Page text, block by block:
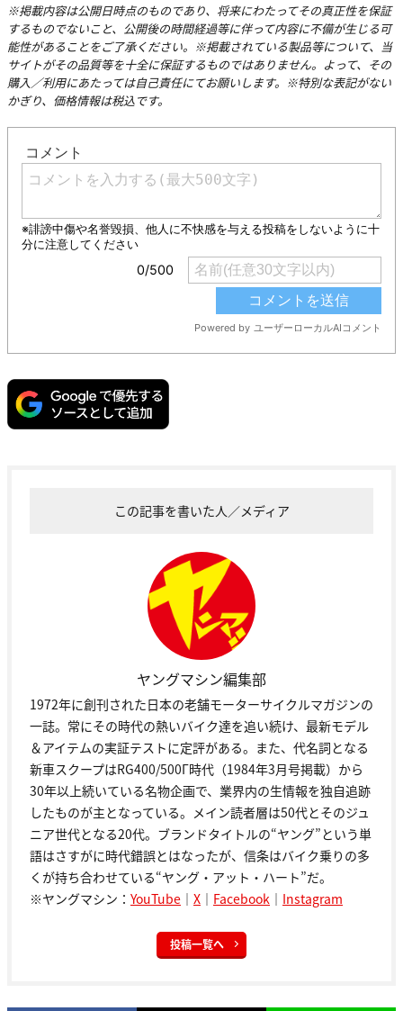
※掲載内容は公開日時点のものであり、将来にわたってその真正性を保証
するものでないこと、公開後の時間経過等に伴って内容に不備が生じる可
能性があることをご了承ください。※掲載されている製品等について、当
サイトがその品質等を十全に保証するものではありません。よって、その
購入／利用にあたっては自己責任にてお願いします。※特別な表記がない
かぎり、価格情報は税込です。
この記事を書いた人／メディア
ヤングマシン編集部
1972年に創刊された日本の老舗モーターサイクルマガジンの
一誌。常にその時代の熱いバイク達を追い続け、最新モデル
＆アイテムの実証テストに定評がある。また、代名詞となる
新車スクープはRG400/500Γ時代（1984年3月号掲載）から
30年以上続いている名物企画で、業界内の生情報を独自追跡
したものが主となっている。メイン読者層は50代とそのジュ
ニア世代となる20代。ブランドタイトルの“ヤング”という単
語はさすがに時代錯誤とはなったが、信条はバイク乗りの多
くが持ち合わせている“ヤング・アット・ハート”だ。
※ヤングマシン： YouTube ｜ X ｜ Facebook ｜ Instagram
投稿一覧へ